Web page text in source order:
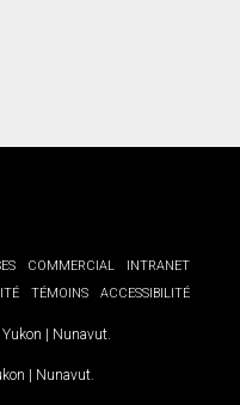
COMMERCIAL
INTRANET
TÉMOINS ACCESSIBILITÉ
Yukon | Nunavut
| Nunavut